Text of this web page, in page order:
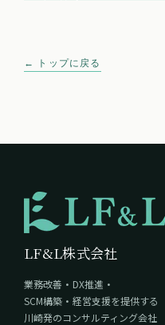
← トップに戻る
LF&L株式会社
業務改善・DX推進・
SCM構築・経営支援を提供する
川崎発のコンサルティング会社